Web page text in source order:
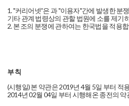
1. "커리어넷”은 과 "이용자"간에 발생한 분
기타 관계 법령상의 관할 법원에 소를 제기
2. 본 조의 분쟁에 관하여는 한국법을 적용
부 칙
(시행일) 본 약관은 2019년 4월 5일 부터 적
2014년 02월 04일 부터 시행해온 종전의